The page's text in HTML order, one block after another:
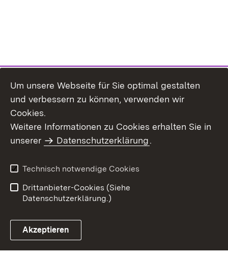
Benutzungshinweise
Erklärung zur
Um unsere Webseite für Sie optimal gestalten
und verbessern zu können, verwenden wir
Cookies.
Weitere Informationen zu Cookies erhalten Sie in
unserer
Datenschutzerklärung.
Technisch notwendige Cookies
Drittanbieter-Cookies (Siehe
Datenschutzerklärung.)
Akzeptieren